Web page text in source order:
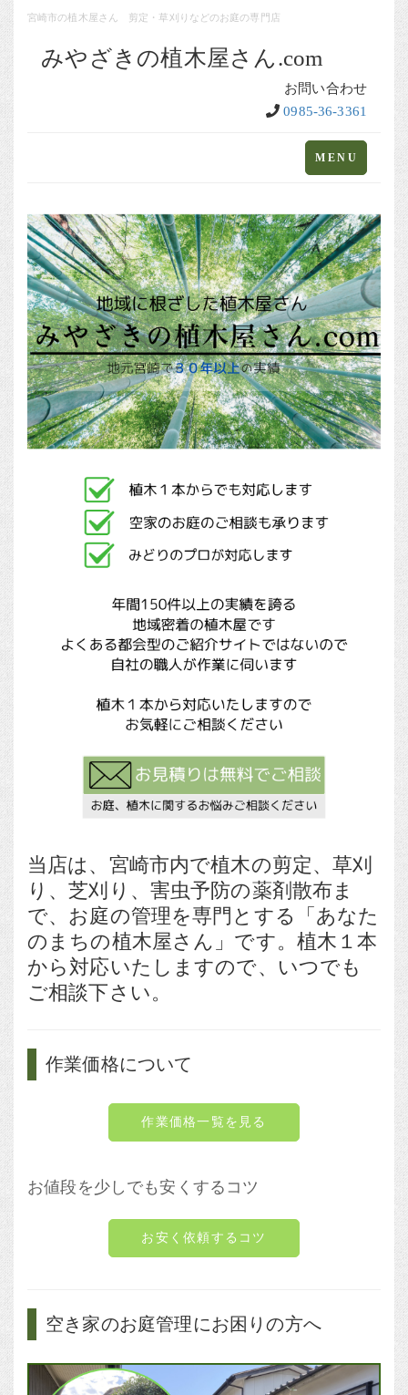
宮崎市の植木屋さん 剪定・草刈りなどのお庭の専門店
みやざきの植木屋さん.com
お問い合わせ
0985-36-3361
Toggle
navigation
MENU
当店は、宮崎市内で植木の剪定、草刈
り、芝刈り、害虫予防の薬剤散布ま
で、お庭の管理を専門とする「あなた
のまちの植木屋さん」です。植木１本
から対応いたしますので、いつでも
ご相談下さい。
作業価格について
作業価格一覧を見る
お値段を少しでも安くするコツ
お安く依頼するコツ
空き家のお庭管理にお困りの方へ